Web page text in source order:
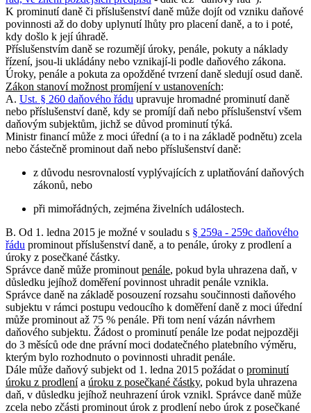
K prominutí daně či příslušenství daně může dojít od vzniku daňové
povinnosti až do doby uplynutí lhůty pro placení daně, a to i poté,
kdy došlo k její úhradě.
Příslušenstvím daně se rozumějí úroky, penále, pokuty a náklady
řízení, jsou-li ukládány nebo vznikají-li podle daňového zákona.
Úroky, penále a pokuta za opožděné tvrzení daně sledují osud daně.
Zákon stanoví možnost promíjení v ustanoveních:
A. Ust. § 260 daňového řádu upravuje hromadné prominutí daně
nebo příslušenství daně, kdy se promíjí daň nebo příslušenství všem
daňovým subjektům, jichž se důvod prominutí týká.
Ministr financí může z moci úřední (a to i na základě podnětu) zcela
nebo částečně prominout daň nebo příslušenství daně:
z důvodu nesrovnalostí vyplývajících z uplatňování daňových
zákonů, nebo
při mimořádných, zejména živelních událostech.
B. Od 1. ledna 2015 je možné v souladu s § 259a - 259c daňového
řádu prominout příslušenství daně, a to penále, úroky z prodlení a
úroky z posečkané částky.
Správce daně může prominout penále, pokud byla uhrazena daň, v
důsledku jejíhož doměření povinnost uhradit penále vznikla.
Správce daně na základě posouzení rozsahu součinnosti daňového
subjektu v rámci postupu vedoucího k doměření daně z moci úřední
může prominout až 75 % penále. Při tom není vázán návrhem
daňového subjektu. Žádost o prominutí penále lze podat nejpozději
do 3 měsíců ode dne právní moci dodatečného platebního výměru,
kterým bylo rozhodnuto o povinnosti uhradit penále.
Dále může daňový subjekt od 1. ledna 2015 požádat o prominutí
úroku z prodlenía úroku z posečkané částky, pokud byla uhrazena
daň, v důsledku jejíhož neuhrazení úrok vznikl. Správce daně může
zcela nebo zčásti prominout úrok z prodlení nebo úrok z posečkané